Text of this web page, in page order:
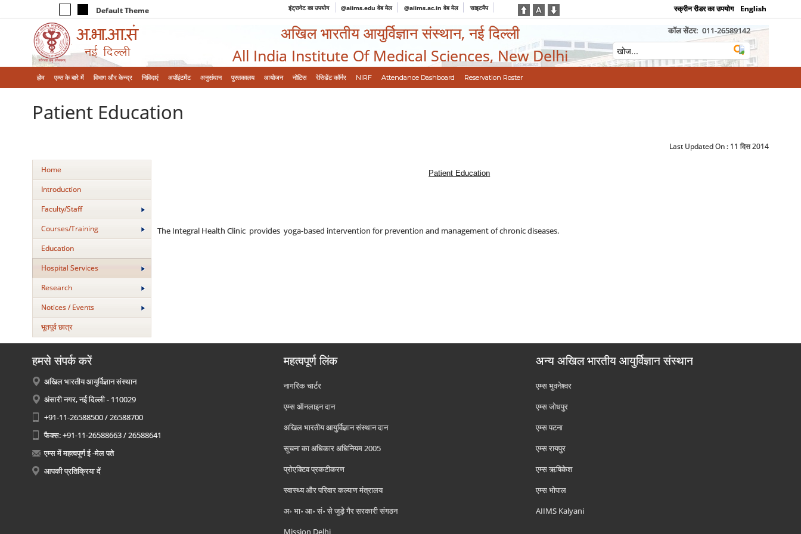
Default Theme इंट्रानेट का उपयोग @aiims.edu वेब मेल @aiims.ac.in वेब मेल साइटमैप स्क्रीन रीडर का उपयोग English
अखिल भारतीय आयुर्विज्ञान संस्थान, नई दिल्ली
All India Institute Of Medical Sciences, New Delhi
कॉल सेंटर: 011-26589142
होम एम्‍स के बारे में विभाग और केन्‍द्र निविदाएं अपॉइंटमेंट अनुसंधान पुस्तकालय आयोजन नोटिस रेसिडेंट कॉर्नर NIRF Attendance Dashboard Reservation Roster
Patient Education
Last Updated On : 11 दिस 2014
Home
Introduction
Faculty/Staff
Courses/Training
Education
Hospital Services
Research
Notices / Events
भूतपूर्व छात्र
Patient Education
The Integral Health Clinic provides yoga-based intervention for prevention and management of chronic diseases.
हमसे संपर्क करें
अखिल भारतीय आयुर्विज्ञान संस्थान
अंसारी नगर, नई दिल्ली - 110029
+91-11-26588500 / 26588700
फैक्स: +91-11-26588663 / 26588641
एम्स में महत्वपूर्ण ई -मेल पते
आपकी प्रतिक्रिया दें
महत्वपूर्ण लिंक
नागरिक चार्टर
एम्स ऑनलाइन दान
अखिल भारतीय आयुर्विज्ञान संस्थान दान
सूचना का अधिकार अधिनियम 2005
प्रोएक्टिव प्रकटीकरण
स्वास्थ्य और परिवार कल्याण मंत्रालय
अ॰ भा॰ आ॰ सं॰ से जुड़े गैर सरकारी संगठन
Mission Delhi
अन्य अखिल भारतीय आयुर्विज्ञान संस्थान
एम्‍स भुवनेश्वर
एम्‍स जोधपुर
एम्‍स पटना
एम्‍स रायपुर
एम्‍स ऋषिकेश
एम्‍स भोपाल
AIIMS Kalyani